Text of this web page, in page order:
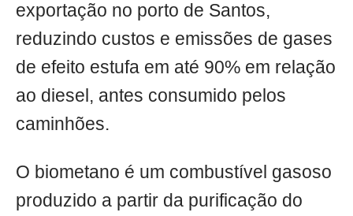
exportação no porto de Santos,
reduzindo custos e emissões de gases
de efeito estufa em até 90% em relação
ao diesel, antes consumido pelos
caminhões.
O biometano é um combustível gasoso
produzido a partir da purificação do